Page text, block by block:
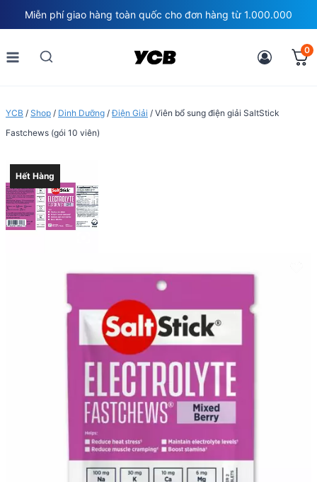
to
content
Miễn phí giao hàng toàn quốc cho đơn hàng từ 1.000.000
0
YCB / Shop / Dinh Dưỡng /Điện Giải / Viên bổ sung điện giải SaltStick
Fastchews (gói 10 viên)
Hết Hàng